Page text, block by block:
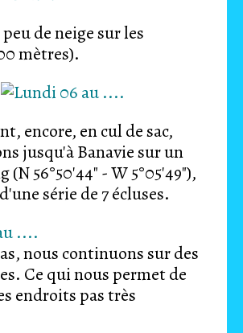
de neige sur les
mètres).
encore, en cul de sac,
jusqu'à Banavie sur un
56°50'44" - W 5°05'49"),
série de 7 écluses.
nous continuons sur des
Ce qui nous permet de
endroits pas très